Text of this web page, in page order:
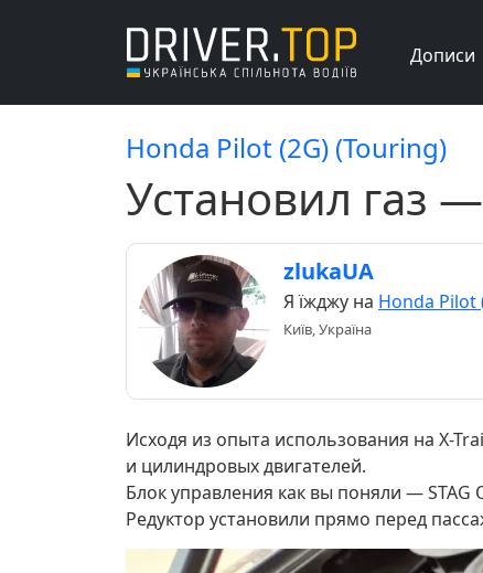
Дописи
Honda Pilot (2G) (Touring)
Установил газ —
zlukaUA
Я їжджу на Honda Pilot
Київ, Україна
Исходя из опыта использования на X-
и цилиндровых двигателей.
Блок управления как вы поняли — STAG
Редуктор установили прямо перед